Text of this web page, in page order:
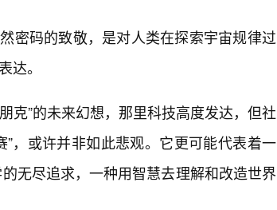
密码的致敬，是对人类在探索宇宙规律过
达。
克”的未来幻想，那里科技高度发达，但社
”，或许并非如此悲观。它更可能代表着一
无尽追求，一种用智慧去理解和改造世界